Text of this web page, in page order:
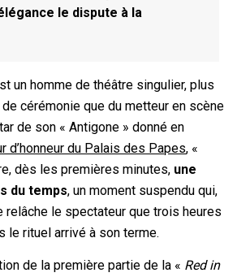
le dispute à la
un homme de théâtre singulier, plus
cérémonie que du metteur en scène
de son « Antigone » donné en
d’honneur du Palais des Papes, «
dès les premières minutes, une
du temps, un moment suspendu qui,
relâche le spectateur que trois heures
le rituel arrivé à son terme.
de la première partie de la « Red in